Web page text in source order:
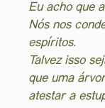
Eu acho que
Nós nos
espíritos.
Talvez isso
que uma
atestar a